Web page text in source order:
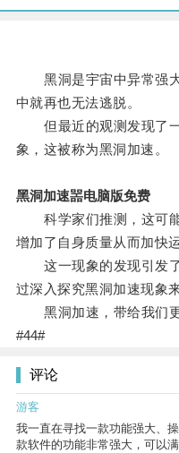
黑洞是宇宙中异常强大
中就再也无法逃脱。
但最近的观测发现了一
象，这被称为黑洞加速。
黑洞加速噐电脑版免费
科学家们推测，这可能
增加了自身质量从而加快
这一现象的发现引发了
过深入探究黑洞加速现象
黑洞加速，带给我们更
#44#
评论
游客
我一直在寻找一款功能强大、
款软件的功能非常强大，可以